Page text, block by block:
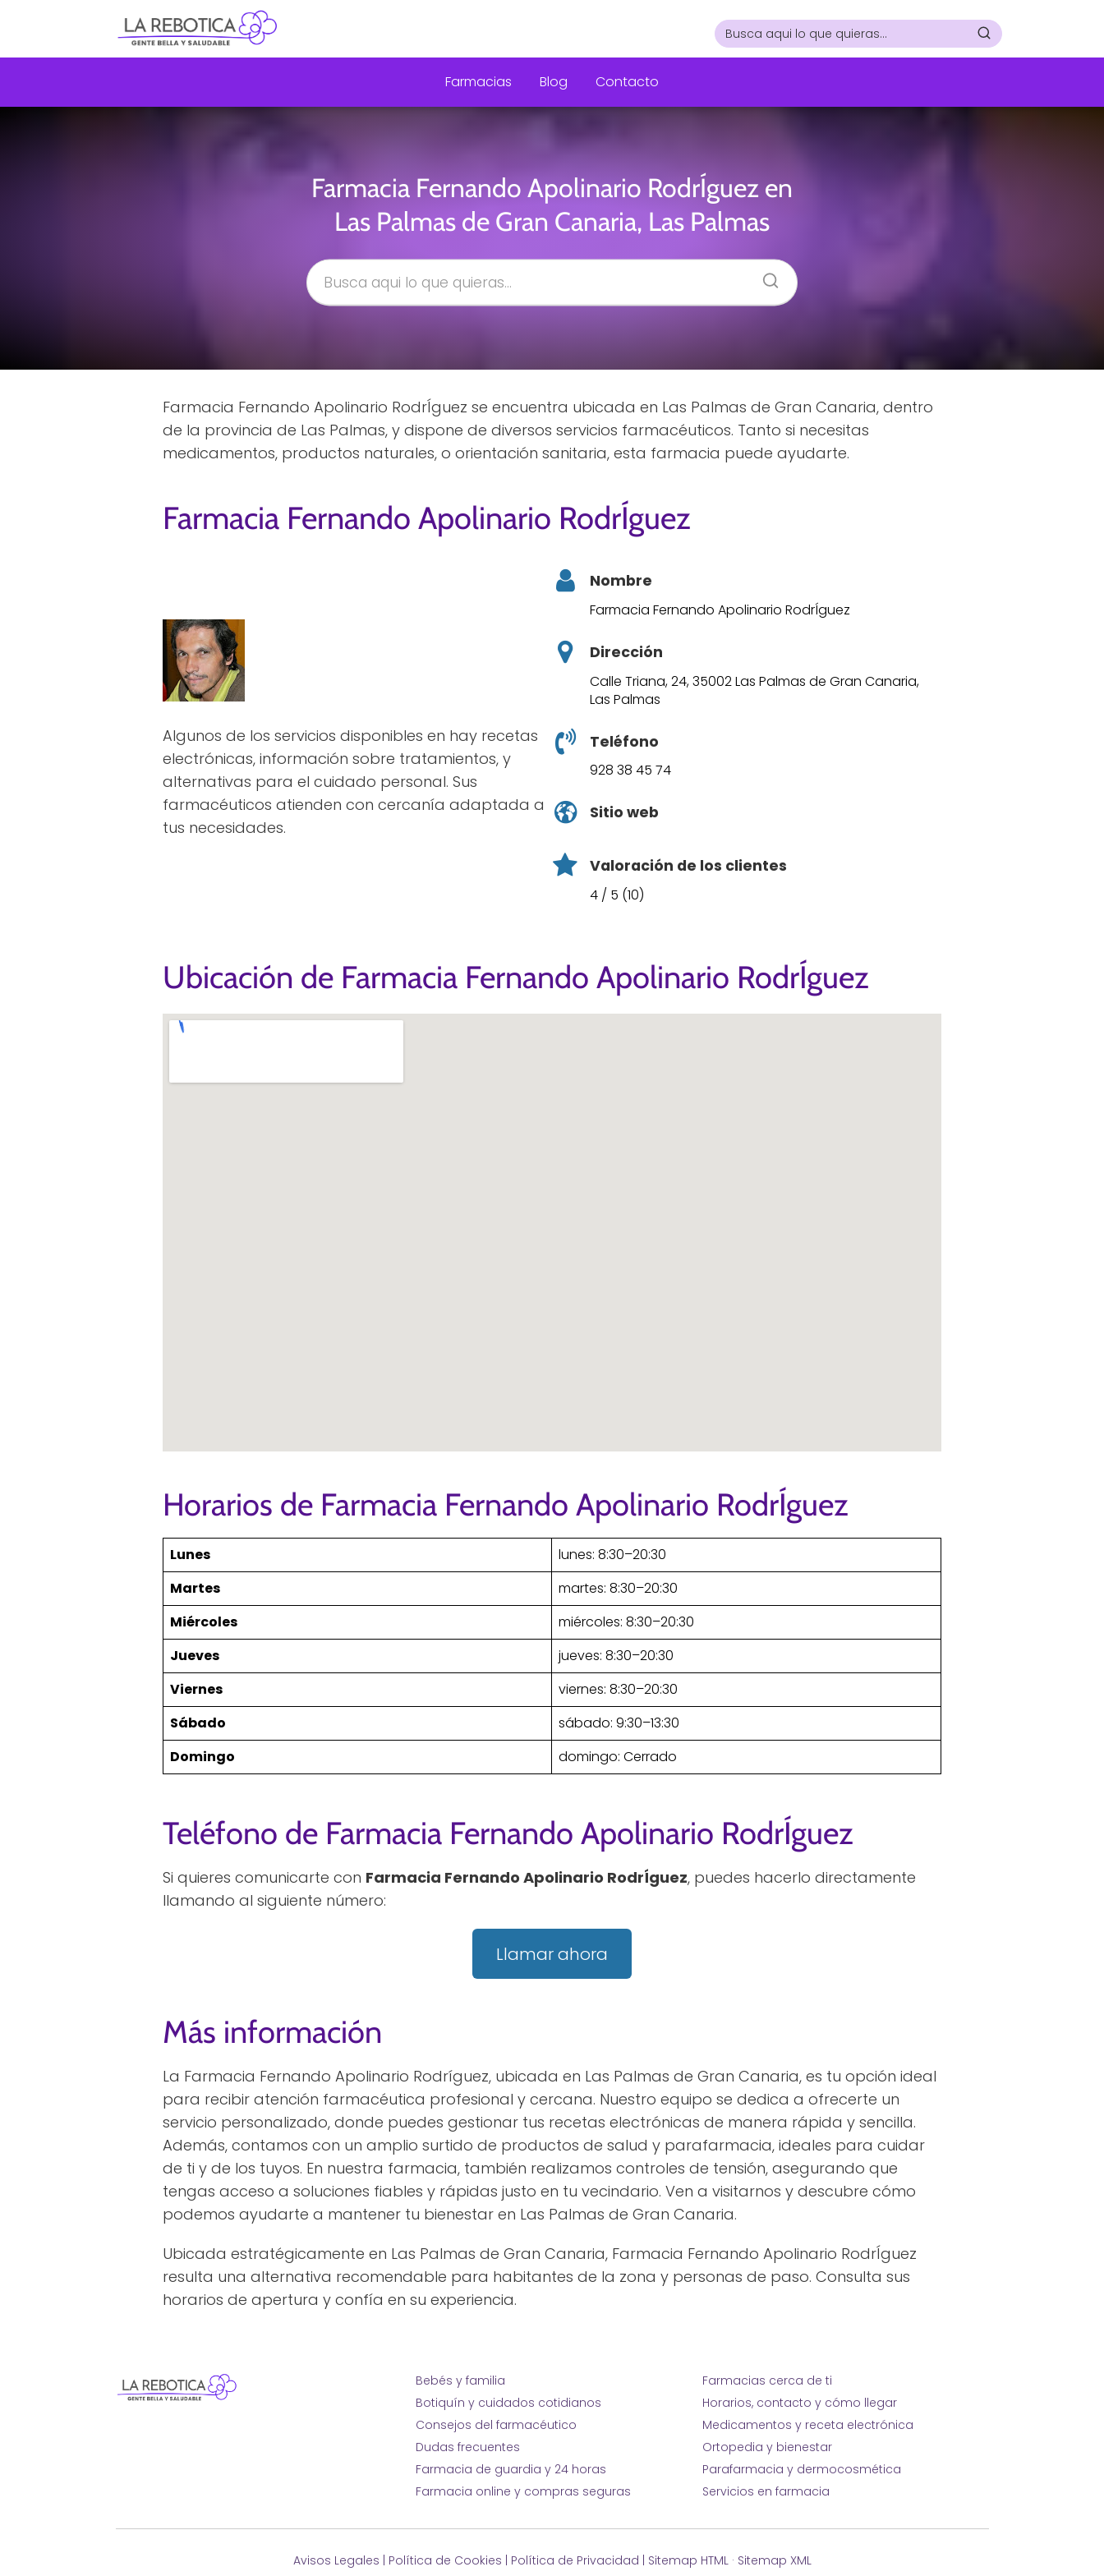
Farmacias Blog Contacto
Farmacia Fernando Apolinario RodrÍguez en
Las Palmas de Gran Canaria, Las Palmas
Farmacia Fernando Apolinario RodrÍguez se encuentra ubicada en Las Palmas de Gran Canaria, dentro
de la provincia de Las Palmas, y dispone de diversos servicios farmacéuticos. Tanto si necesitas
medicamentos, productos naturales, o orientación sanitaria, esta farmacia puede ayudarte.
Farmacia Fernando Apolinario RodrÍguez
Algunos de los servicios disponibles en hay recetas
electrónicas, información sobre tratamientos, y
alternativas para el cuidado personal. Sus
farmacéuticos atienden con cercanía adaptada a
tus necesidades.
Nombre
Farmacia Fernando Apolinario RodrÍguez
Dirección
Calle Triana, 24, 35002 Las Palmas de Gran Canaria,
Las Palmas
Teléfono
928 38 45 74
Sitio web
Valoración de los clientes
4 / 5 (10)
Ubicación de Farmacia Fernando Apolinario RodrÍguez
Horarios de Farmacia Fernando Apolinario RodrÍguez
Lunes
lunes: 8:30–20:30
Martes
martes: 8:30–20:30
Miércoles
miércoles: 8:30–20:30
Jueves
jueves: 8:30–20:30
Viernes
viernes: 8:30–20:30
Sábado
sábado: 9:30–13:30
Domingo
domingo: Cerrado
Teléfono de Farmacia Fernando Apolinario RodrÍguez
Si quieres comunicarte con Farmacia Fernando Apolinario RodrÍguez, puedes hacerlo directamente
llamando al siguiente número:
Llamar ahora
Más información
La Farmacia Fernando Apolinario Rodríguez, ubicada en Las Palmas de Gran Canaria, es tu opción ideal
para recibir atención farmacéutica profesional y cercana. Nuestro equipo se dedica a ofrecerte un
servicio personalizado, donde puedes gestionar tus recetas electrónicas de manera rápida y sencilla.
Además, contamos con un amplio surtido de productos de salud y parafarmacia, ideales para cuidar
de ti y de los tuyos. En nuestra farmacia, también realizamos controles de tensión, asegurando que
tengas acceso a soluciones fiables y rápidas justo en tu vecindario. Ven a visitarnos y descubre cómo
podemos ayudarte a mantener tu bienestar en Las Palmas de Gran Canaria.
Ubicada estratégicamente en Las Palmas de Gran Canaria, Farmacia Fernando Apolinario RodrÍguez
resulta una alternativa recomendable para habitantes de la zona y personas de paso. Consulta sus
horarios de apertura y confía en su experiencia.
Bebés y familia
Botiquín y cuidados cotidianos
Consejos del farmacéutico
Dudas frecuentes
Farmacia de guardia y 24 horas
Farmacia online y compras seguras
Farmacias cerca de ti
Horarios, contacto y cómo llegar
Medicamentos y receta electrónica
Ortopedia y bienestar
Parafarmacia y dermocosmética
Servicios en farmacia
Avisos Legales | Política de Cookies | Política de Privacidad | Sitemap HTML· Sitemap XML